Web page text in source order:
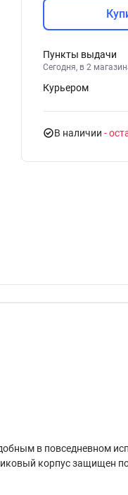
Пункты выдачи
Сегодня, в 2
Курьером
В наличии -
в повседневном
корпус защищен по